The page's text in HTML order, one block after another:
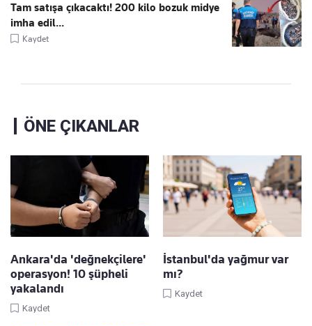
Tam satışa çıkacaktı! 200 kilo bozuk midye
imha edil...
Kaydet
ÖNE ÇIKANLAR
Ankara'da 'değnekçilere'
operasyon! 10 şüpheli
yakalandı
Kaydet
İstanbul'da yağmur var
mı?
Kaydet